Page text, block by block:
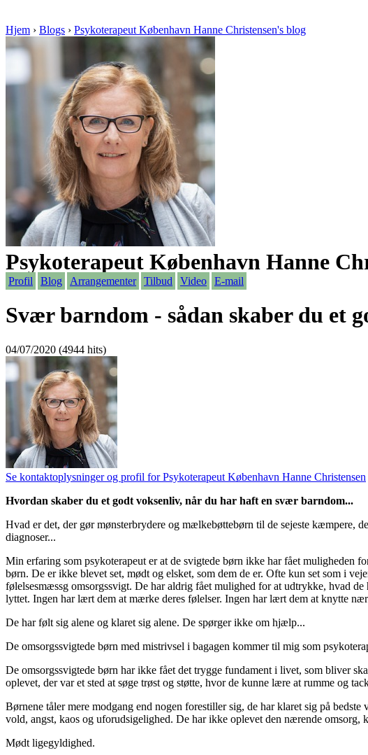
Hjem › Blogs › Psykoterapeut København Hanne Christensen's blog
Psykoterapeut København Hanne
Profil Blog Arrangementer Tilbud Video E-mail
Svær barndom - sådan skaber du et
04/07/2020 (4944 hits)
Se kontaktoplysninger og profil for Psykoterapeut København Hanne Christensen
Hvordan skaber du et godt voksenliv, når du har haft en svær barndom...
Hvad er det, der gør mønsterbrydere og mælkebøttebørn til de sejeste
diagnoser...
Min erfaring som psykoterapeut er at de svigtede børn ikke har fået muligheden
børn. De er ikke blevet set, mødt og elsket, som dem de er. Ofte kun set som i
følelsesmæssg omsorgssvigt. De har aldrig fået mulighed for at udtrykke, hvad
lyttet. Ingen har lært dem at mærke deres følelser. Ingen har lært dem at knytte
De har følt sig alene og klaret sig alene. De spørger ikke om hjælp...
De omsorgssvigtede børn med mistrivsel i bagagen kommer til mig som
De omsorgssvigtede børn har ikke fået det trygge fundament i livet, som bliver
oplevet, der var et sted at søge trøst og støtte, hvor de kunne lære at rumme og
Børnene tåler mere modgang end nogen forestiller sig, de har klaret sig på
vold, angst, kaos og uforudsigelighed. De har ikke oplevet den nærende omsorg,
Mødt ligegyldighed.